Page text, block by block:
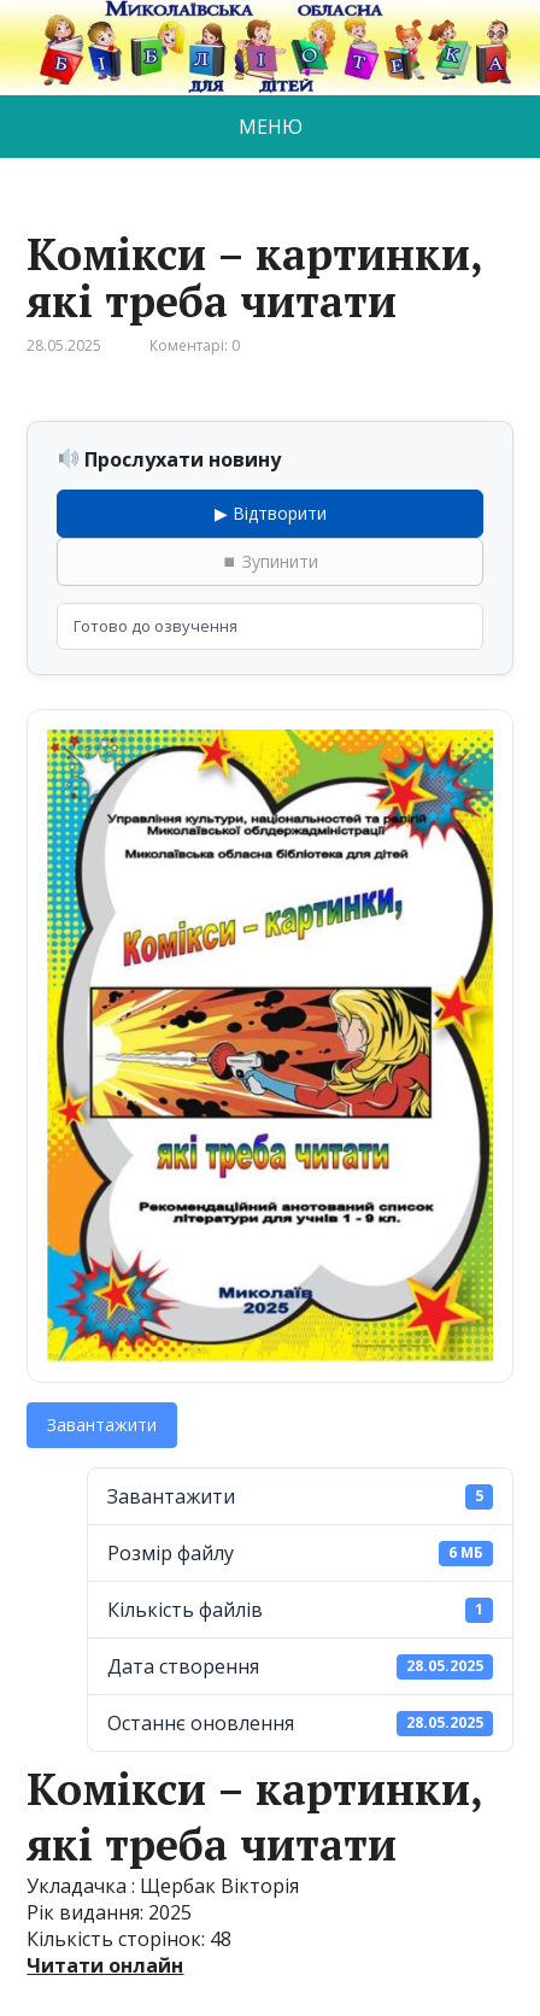
МЕНЮ
Комікси – картинки,
які треба читати
28.05.2025 Коментарі: 0
Прослухати новину
▶ Відтворити
⏹ Зупинити
Готово до озвучення
Завантажити
Завантажити 5
Розмір файлу 6 МБ
Кількість файлів 1
Дата створення 28.05.2025
Останнє оновлення 28.05.2025
Комікси – картинки,
які треба читати
Укладачка : Щербак Вікторія
Рік видання: 2025
Кількість сторінок: 48
Читати онлайн